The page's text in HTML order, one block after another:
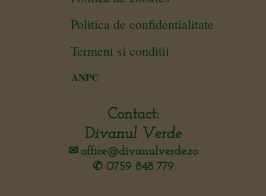
ANPC
Termeni si conditii
Politica de confidentialitate
Contact:
Divanul Verde
✉︎ office@divanulverde.ro
✆ 0759 848 779